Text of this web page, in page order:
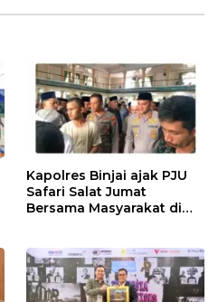
Kapolres Binjai ajak PJU
Safari Salat Jumat
Bersama Masyarakat di